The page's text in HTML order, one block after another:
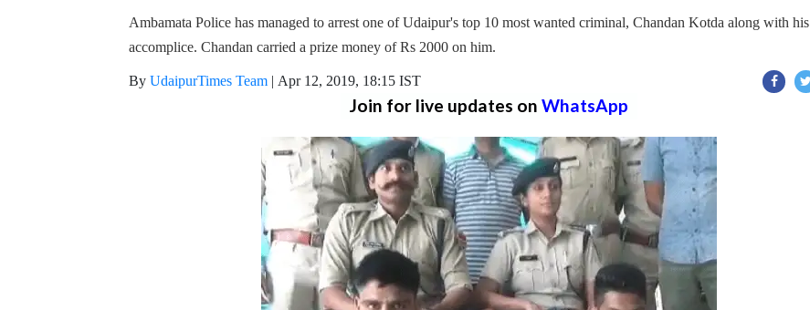
Ambamata Police has managed to arrest one of Udaipur's top 10 most wanted criminal, Chandan Kotda along with his
accomplice. Chandan carried a prize money of Rs 2000 on him.
By UdaipurTimes Team | Apr 12, 2019, 18:15 IST
Join for live updates on WhatsApp